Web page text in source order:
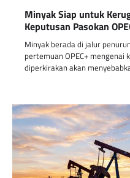
Minyak Siap untuk
Keputusan Pasokan
Minyak berada di jalur
pertemuan OPEC+ mengenai
diperkirakan akan